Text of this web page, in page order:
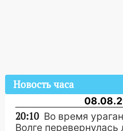
Новость часа
20:10 Во время
Волге перевернулась